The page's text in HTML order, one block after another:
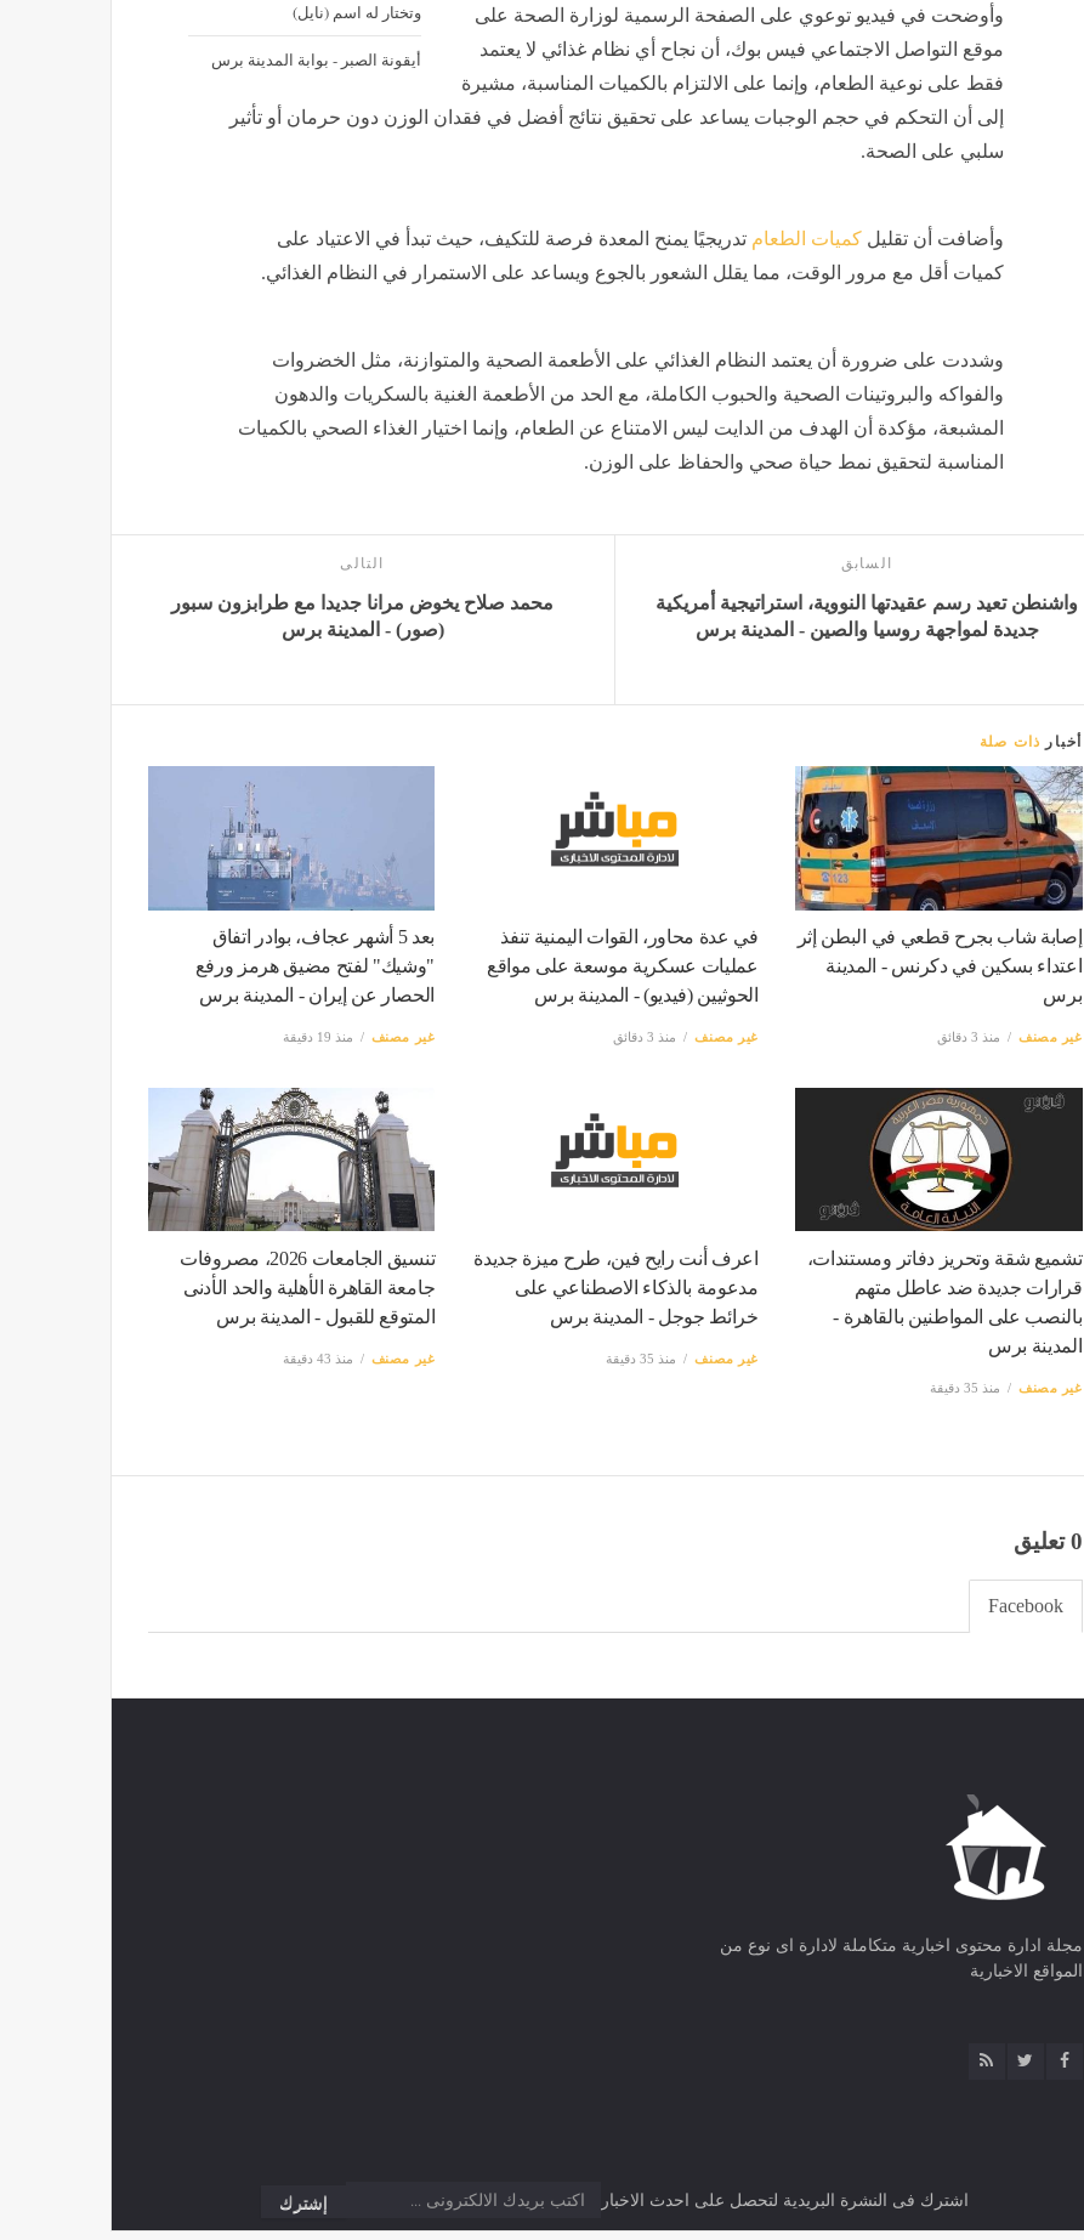
وتختار له اسم (نايل)
أيقونة الصبر - بوابة المدينة برس
وأوضحت في فيديو توعوي على الصفحة الرسمية لوزارة الصحة على
موقع التواصل الاجتماعي فيس بوك، أن نجاح أي نظام غذائي لا يعتمد
فقط على نوعية الطعام، وإنما على الالتزام بالكميات المناسبة، مشيرة
إلى أن التحكم في حجم الوجبات يساعد على تحقيق نتائج أفضل في فقدان الوزن دون حرمان أو تأثير
سلبي على الصحة.
وأضافت أن تقليلكميات الطعام تدريجيًا يمنح المعدة فرصة للتكيف، حيث تبدأ في الاعتياد على
كميات أقل مع مرور الوقت، مما يقلل الشعور بالجوع ويساعد على الاستمرار في النظام الغذائي.
وشددت على ضرورة أن يعتمد النظام الغذائي على الأطعمة الصحية والمتوازنة، مثل الخضروات
والفواكه والبروتينات الصحية والحبوب الكاملة، مع الحد من الأطعمة الغنية بالسكريات والدهون
المشبعة، مؤكدة أن الهدف من الدايت ليس الامتناع عن الطعام، وإنما اختيار الغذاء الصحي بالكميات
المناسبة لتحقيق نمط حياة صحي والحفاظ على الوزن.
السابق
واشنطن تعيد رسم عقيدتها النووية، استراتيجية أمريكية
جديدة لمواجهة روسيا والصين - المدينة برس
التالى
محمد صلاح يخوض مرانا جديدا مع طرابزون سبور
(صور) - المدينة برس
أخبار ذات صلة
إصابة شاب بجرح قطعي في البطن إثر
اعتداء بسكين في دكرنس - المدينة
برس
غير مصنف منذ 3 دقائق
في عدة محاور، القوات اليمنية تنفذ
عمليات عسكرية موسعة على مواقع
الحوثيين (فيديو) - المدينة برس
غير مصنف منذ 3 دقائق
بعد 5 أشهر عجاف، بوادر اتفاق
"وشيك" لفتح مضيق هرمز ورفع
الحصار عن إيران - المدينة برس
غير مصنف منذ 19 دقيقة
تشميع شقة وتحريز دفاتر ومستندات،
قرارات جديدة ضد عاطل متهم
بالنصب على المواطنين بالقاهرة -
المدينة برس
غير مصنف منذ 35 دقيقة
اعرف أنت رايح فين، طرح ميزة جديدة
مدعومة بالذكاء الاصطناعي على
خرائط جوجل - المدينة برس
غير مصنف منذ 35 دقيقة
تنسيق الجامعات 2026، مصروفات
جامعة القاهرة الأهلية والحد الأدنى
المتوقع للقبول - المدينة برس
غير مصنف منذ 43 دقيقة
0 تعليق
Facebook
مجلة ادارة محتوى اخبارية متكاملة لادارة اى نوع من
المواقع الاخبارية
اشترك فى النشرة البريدية لتحصل على احدث الاخبار